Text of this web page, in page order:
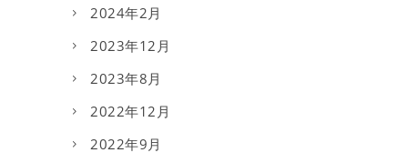
2024年2月
2023年12月
2023年8月
2022年12月
2022年9月